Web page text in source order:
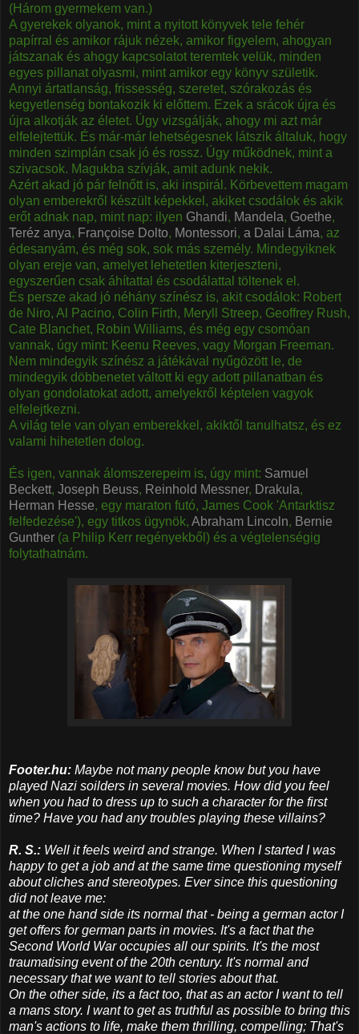
(Három gyermekem van.)
A gyerekek olyanok, mint a nyitott könyvek tele fehér
papírral és amikor rájuk nézek, amikor figyelem, ahogyan
játszanak és ahogy kapcsolatot teremtek velük, minden
egyes pillanat olyasmi, mint amikor egy könyv születik.
Annyi ártatlanság, frissesség, szeretet, szórakozás és
kegyetlenség bontakozik ki előttem. Ezek a srácok újra és
újra alkotják az életet. Úgy vizsgálják, ahogy mi azt már
elfelejtettük. És már-már lehetségesnek látszik általuk, hogy
minden szimplán csak jó és rossz. Úgy működnek, mint a
szivacsok. Magukba szívják, amit adunk nekik.
Azért akad jó pár felnőtt is, aki inspirál. Körbevettem magam
olyan emberekről készült képekkel, akiket csodálok és akik
erőt adnak nap, mint nap: ilyen Ghandi, Mandela, Goethe,
Teréz anya, Françoise Dolto, Montessori, a Dalai Láma, az
édesanyám, és még sok, sok más személy. Mindegyiknek
olyan ereje van, amelyet lehetetlen kiterjeszteni,
egyszerűen csak áhítattal és csodálattal töltenek el.
És persze akad jó néhány színész is, akit csodálok: Robert
de Niro, Al Pacino, Colin Firth, Meryll Streep, Geoffrey Rush,
Cate Blanchet, Robin Williams, és még egy csomóan
vannak, úgy mint: Keenu Reeves, vagy Morgan Freeman.
Nem mindegyik színész a játékával nyűgözött le, de
mindegyik döbbenetet váltott ki egy adott pillanatban és
olyan gondolatokat adott, amelyekről képtelen vagyok
elfelejtkezni.
A világ tele van olyan emberekkel, akiktől tanulhatsz, és ez
valami hihetetlen dolog.
És igen, vannak álomszerepeim is, úgy mint: Samuel
Beckett, Joseph Beuss, Reinhold Messner, Drakula,
Herman Hesse, egy maraton futó, James Cook 'Antarktisz
felfedezése'), egy titkos ügynök, Abraham Lincoln, Bernie
Gunther (a Philip Kerr regényekből) és a végtelenségig
folytathatnám.
Footer.hu: Maybe not many people know but you have
played Nazi soilders in several movies. How did you feel
when you had to dress up to such a character for the first
time? Have you had any troubles playing these villains?
R. S.: ​Well it feels weird and strange. When I started I was
happy to get a job and at the same time questioning myself
about cliches and stereotypes.​ ​Ever since this questioning
did not leave me:
at the one hand side its normal that - being a german actor I
get offers for german parts in movies. It's a fact that the
Second World War occupies all our spirits. It's the most
traumatising event of the 20th century. It's normal and
necessary that we want to tell stories about that.
On the other side, its a fact too, that as an actor I want to tell
a mans story. I want to get as truthful as possible to bring this
man's actions to life, make them thrilling, compelling; That's